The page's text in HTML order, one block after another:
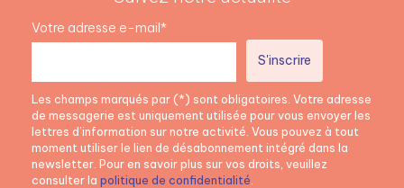
Votre adresse e-mail*
Les champs marqués par (*) sont obligatoires. Votre adresse
de messagerie est uniquement utilisée pour vous envoyer les
lettres d’information sur notre activité. Vous pouvez à tout
moment utiliser le lien de désabonnement intégré dans la
newsletter. Pour en savoir plus sur vos droits, veuillez
consulter la politique de confidentialité